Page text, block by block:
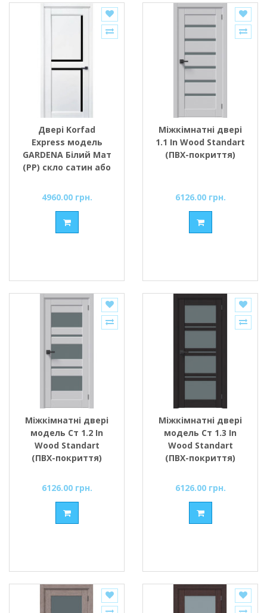
Двері Korfad
Express модель
GARDENA Білий Мат
(РР) скло сатин або
4960.00 грн.
Міжкімнатні двері
1.1 In Wood Standart
(ПВХ-покриття)
6126.00 грн.
Міжкімнатні двері
модель Ст 1.2 In
Wood Standart
(ПВХ-покриття)
6126.00 грн.
Міжкімнатні двері
модель Ст 1.3 In
Wood Standart
(ПВХ-покриття)
6126.00 грн.